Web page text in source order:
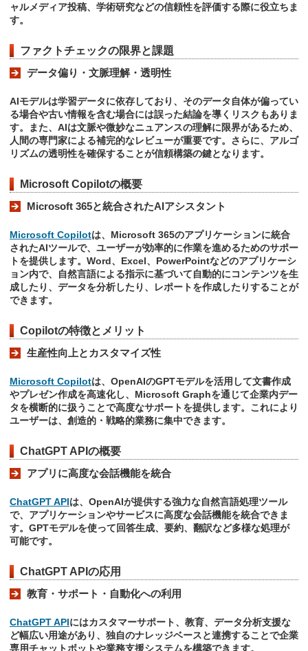
ャルメディア投稿、学術研究などの信頼性を評価する際に役立ちま
す。
ファクトチェックの限界と課題
データ偏り・文脈理解・透明性
AIモデルは学習データに依存しており、そのデータ自体が偏ってい
る場合や古い情報を含む場合には誤った結論を導くリスクもありま
す。また、AIは文脈や微妙なニュアンスの理解に限界があるため、
人間の専門家による補完的なレビューが重要です。さらに、アルゴ
リズムの透明性を確保することが信頼構築の鍵となります。
Microsoft Copilotの概要
Microsoft 365と統合されたAIアシスタント
Microsoft Copilotは、Microsoft 365のアプリケーションに統合
されたAIツールで、ユーザーが効率的に作業を進めるためのサポー
トを提供します。Word、Excel、PowerPointなどのアプリケーシ
ョン内で、自然言語による指示に基づいて自動的にコンテンツを生
成したり、データを分析したり、レポートを作成したりすることが
できます。
Copilotの特徴とメリット
生産性向上とカスタマイズ性
Microsoft Copilotは、OpenAIのGPTモデルを活用して文書作成
やプレゼン作成を高速化し、Microsoft Graphを通じて企業内デー
タを横断的に扱うことで高度なサポートを提供します。これにより
ユーザーは、創造的・戦略的業務に集中できます。
ChatGPT APIの概要
アプリに高度な会話機能を統合
ChatGPT APIは、OpenAIが提供する強力な自然言語処理ツール
で、アプリケーションやサービスに高度な会話機能を統合できま
す。GPTモデルを使って回答生成、要約、翻訳など多様な処理が
可能です。
ChatGPT APIの応用
教育・サポート・自動化への利用
ChatGPT APIにはカスタマーサポート、教育、データ分析支援な
ど幅広い用途があり、独自のナレッジベースと連携することで企業
専用チャットボットや業務支援システムを構築できます。